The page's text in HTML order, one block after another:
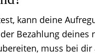
kann deine
Bezahlung deines
muss bei